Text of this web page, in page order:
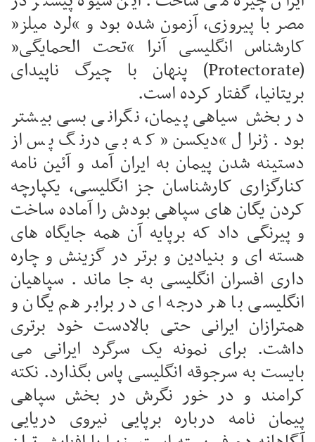
مصر با پیروزی، آزمون شده بود و “لرد میلز”
کارشناس انگلیسی آنرا “تحت الحمایگی”
(Protectorate) پنهان با چیرگ ناپیدای
بریتانیا، گفتار کرده است.
در بخش سیاهی پیمان، نگرانی بسی بیشتر
بود. ژنرال “دیکسن” که بی درنگ پس از
دستینه شدن پیمان به ایران آمد و آئین نامه
کنارگزاری کارشناسان جز انگلیسی، یکپارچه
کردن یگان های سپاهی بودش را آماده ساخت
و پیرنگی داد که برپایه آن همه جایگاه های
هسته ای و بنیادین و برتر در گزینش و چاره
داری افسران انگلیسی به جا ماند . سپاهیان
انگلیسی با هر درجه ای در برابر هم یگان و
همترازان ایرانی حتی بالادست خود برتری
داشت. برای نمونه یک سرگرد ایرانی می
بایست به سرجوقه انگلیسی پاس بگذارد. نکته
کرامند و در خور نگرش در بخش سپاهی
پیمان نامه درباره برپایی نیروی دریایی